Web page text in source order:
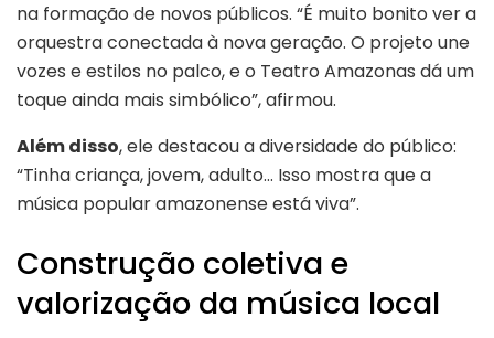
na formação de novos públicos. “É muito bonito ver a
orquestra conectada à nova geração. O projeto une
vozes e estilos no palco, e o Teatro Amazonas dá um
toque ainda mais simbólico”, afirmou.
Além disso, ele destacou a diversidade do público:
“Tinha criança, jovem, adulto… Isso mostra que a
música popular amazonense está viva”.
Construção coletiva e
valorização da música local